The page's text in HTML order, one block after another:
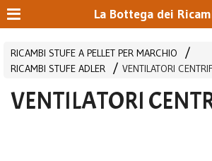
La Bottega dei
RICAMBI STUFE A PELLET PER MARCHIO
RICAMBI STUFE ADLER
VENTILATORI
VENTILATORI